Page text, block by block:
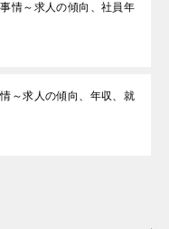
情～求人の傾向、社員年
～求人の傾向、年収、就